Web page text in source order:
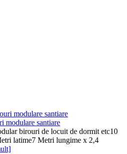
modulare santiare
birouri de locuit de dormit etc10
latime7 Metri lungime x 2,4